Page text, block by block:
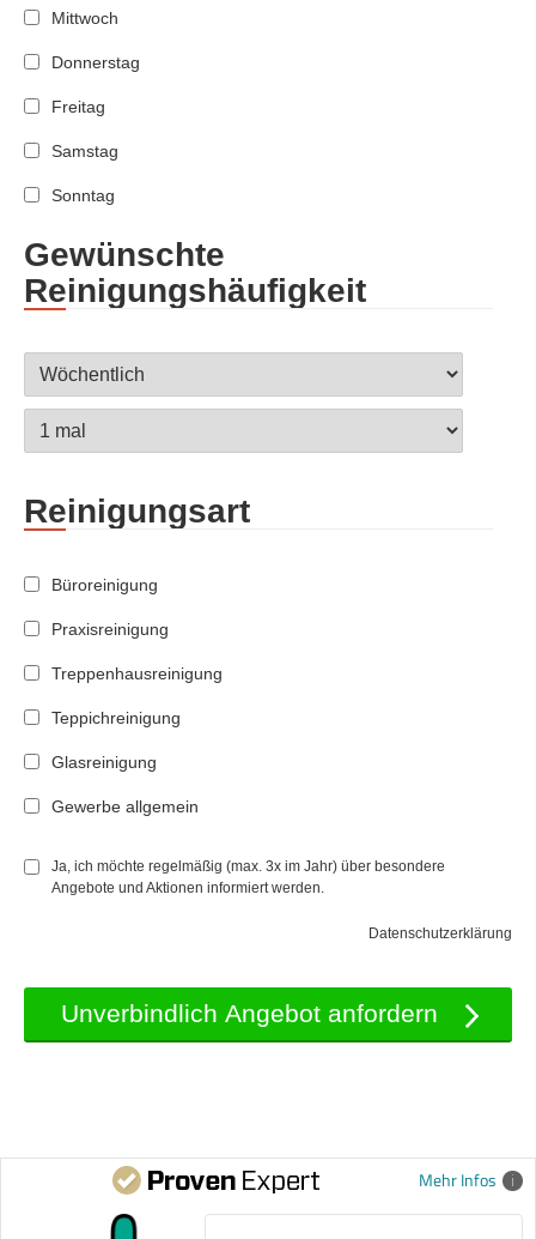
Mittwoch
Donnerstag
Freitag
Samstag
Sonntag
Gewünschte
Reinigungshäufigkeit
Reinigungsart
Büroreinigung
Praxisreinigung
Treppenhausreinigung
Teppichreinigung
Glasreinigung
Gewerbe allgemein
Ja, ich möchte regelmäßig (max. 3x im Jahr) über besondere
Angebote und Aktionen informiert werden.
Datenschutzerklärung
Mehr Infos